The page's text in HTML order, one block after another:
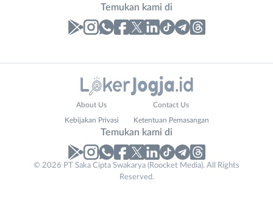
Temukan kami di
No. Telp /
About Us Contact Us
Kebijakan Privasi Ketentuan Pemasangan
Temukan kami di
© 2026 PT Saka Cipta Swakarya (Roocket Media). All Rights
Reserved.